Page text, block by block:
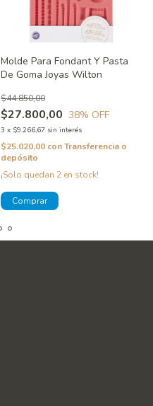
Molde Para Fondant Y Pasta
De Goma Joyas Wilton
$27.800,00
$44.850,00
38% OFF
3 x $9.266,67 sin interés
$25.020,00 conTransferencia o
depósito
¡Solo quedan 2 en stock!